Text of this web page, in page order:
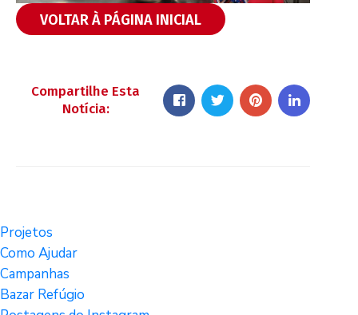
VOLTAR À PÁGINA INICIAL
Compartilhe Esta
Notícia:
Projetos
Como Ajudar
Campanhas
Bazar Refúgio